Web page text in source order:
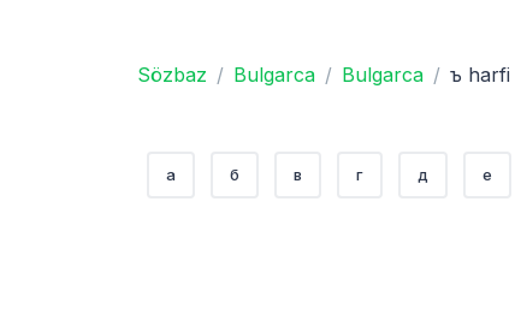
Sözbaz Bulgarca Bulgarca ъ harfi
а б в г д е